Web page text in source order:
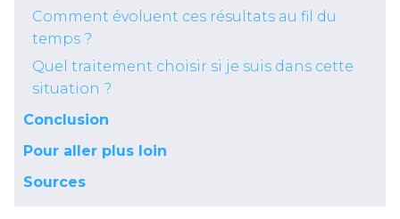
Comment évoluent ces résultats au fil du
temps ?
Quel traitement choisir si je suis dans cette
situation ?
Conclusion
Pour aller plus loin
Sources